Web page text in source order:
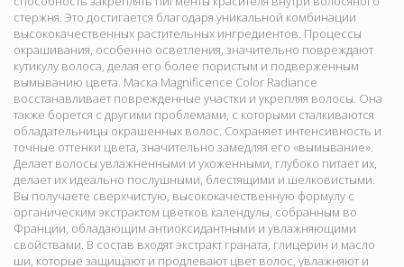
стержня. Это достигается благодаря уникальной комбинации
высококачественных растительных ингредиентов. Процессы
окрашивания, особенно осветления, значительно повреждают
кутикулу волоса, делая его более пористым и подверженным
вымыванию цвета. Маска Magnificence Color Radiance
восстанавливает поврежденные участки и укрепляя волосы. Она
также борется с другими проблемами, с которыми сталкиваются
обладательницы окрашенных волос. Сохраняет интенсивность и
точные оттенки цвета, значительно замедляя его «вымывание».
Делает волосы увлажненными и ухоженными, глубоко питает их,
делает их идеально послушными, блестящими и шелковистыми.
Вы получаете сверхчистую, высококачественную формулу с
органическим экстрактом цветков календулы, собранным во
Франции, обладающим антиоксидантными и увлажняющими
свойствами. В состав входят экстракт граната, глицерин и масло
ши, которые защищают и продлевают цвет волос, увлажняют и